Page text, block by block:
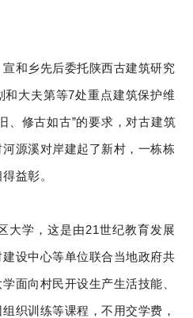
和乡先后委托陕西古建筑研究
和大夫第等7处重点建筑保护维
、修古如古”的要求，对古建筑
源溪对岸建起了新村，一栋栋
益彰。
大学，这是由21世纪教育发展
设中心等单位联合当地政府共
面向村民开设生产生活技能、
织训练等课程，不用交学费，